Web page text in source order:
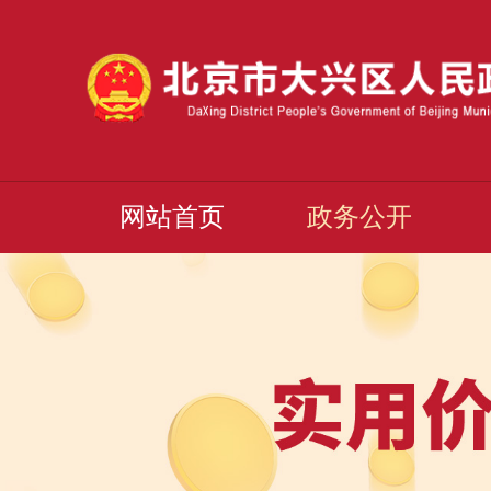
网站首页 政务公开